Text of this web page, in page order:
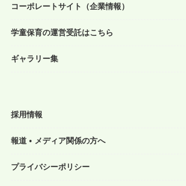
コーポレートサイト（企業情報）
学童保育の運営受託はこちら
ギャラリー集
採用情報
報道 • メディア関係の方へ
プライバシーポリシー